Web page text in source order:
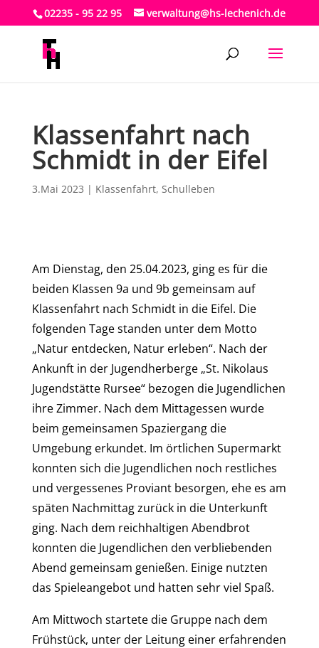
02235 - 95 22 95 verwaltung@hs-lechenich.de
Klassenfahrt nach
Schmidt in der Eifel
3.Mai 2023 | Klassenfahrt, Schulleben
Am Dienstag, den 25.04.2023, ging es für die
beiden Klassen 9a und 9b gemeinsam auf
Klassenfahrt nach Schmidt in die Eifel. Die
folgenden Tage standen unter dem Motto
„Natur entdecken, Natur erleben“. Nach der
Ankunft in der Jugendherberge „St. Nikolaus
Jugendstätte Rursee“ bezogen die Jugendlichen
ihre Zimmer. Nach dem Mittagessen wurde
beim gemeinsamen Spaziergang die
Umgebung erkundet. Im örtlichen Supermarkt
konnten sich die Jugendlichen noch restliches
und vergessenes Proviant besorgen, ehe es am
späten Nachmittag zurück in die Unterkunft
ging. Nach dem reichhaltigen Abendbrot
konnten die Jugendlichen den verbliebenden
Abend gemeinsam genießen. Einige nutzten
das Spieleangebot und hatten sehr viel Spaß.
Am Mittwoch startete die Gruppe nach dem
Frühstück, unter der Leitung einer erfahrenden